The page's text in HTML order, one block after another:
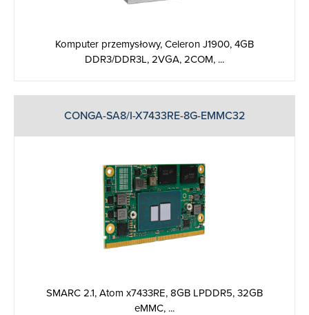
Komputer przemysłowy, Celeron J1900, 4GB
DDR3/DDR3L, 2VGA, 2COM, ...
CONGA-SA8/I-X7433RE-8G-EMMC32
SMARC 2.1, Atom x7433RE, 8GB LPDDR5, 32GB
eMMC, ...